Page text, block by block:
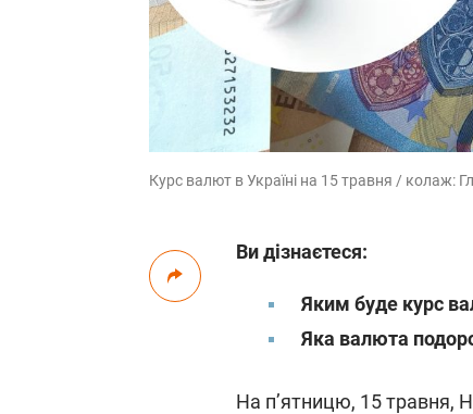
Курс валют в Україні на 15 травня / колаж:
Ви дізнаєтеся:
Яким буде курс
Яка валюта
На п’ятницю, 15 травня,